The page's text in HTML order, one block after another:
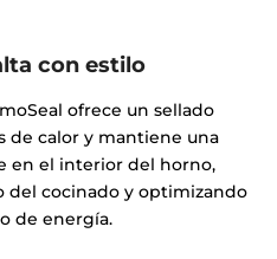
con estilo
ofrece un sellado
de calor y mantiene una
en el interior del horno,
cocinado y optimizando
de energía.